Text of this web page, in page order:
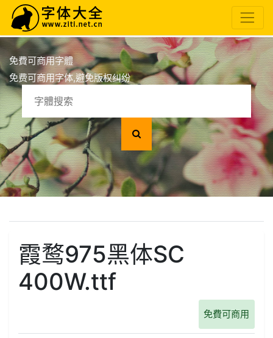
免費可商用字體
免费可商用字体,避免版权纠纷
霞鹜975黑体SC
400W.ttf
免費可商用